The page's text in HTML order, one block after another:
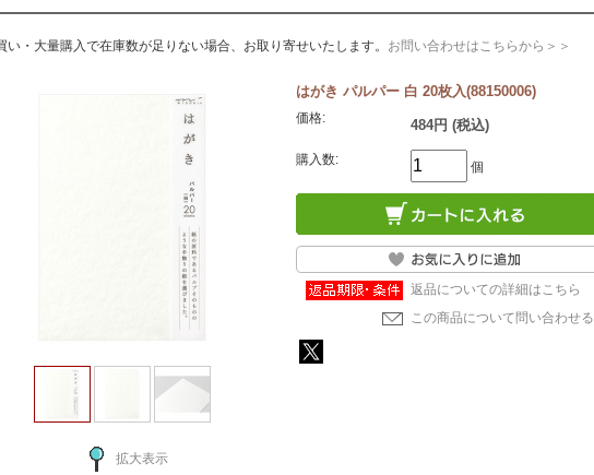
い・大量購入で在庫数が足りない場合、お取り寄せいたします。 お問い合わせはこちらから＞＞
拡大表示
はがき パルパー 白 20枚入(88150006)
価格: 484円 (税込)
購入数: 個
返品についての詳細はこちら
この商品について問い合わせる